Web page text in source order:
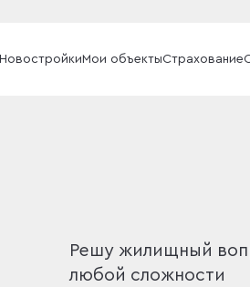
НовостройкиМои объектыСтрахование
Решу жилищный
любой сложности